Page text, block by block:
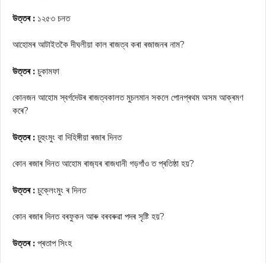
উত্তৰ : ১২৫৩ চনত
আহোমৰ আটাইতকৈ দীঘলীয়া কাল ৰাজত্ব কৰা ৰজাজনৰ নাম?
উত্তৰ : চুকামফা
কোনজন আহোম স্বৰ্গদেউৰ ৰাজত্বকালত মুচলমান সকলে পোনপ্ৰথম অসম আক্ৰমণ
কৰে?
উত্তৰ : চুহুংমুং বা দিহিঙ্গীয়া ৰজাৰ দিনত
কোন ৰজাৰ দিনত আহোম ৰাজ‍্যৰ ৰাজধানী গড়গাঁও ত প্ৰতিষ্ঠা হয়?
উত্তৰ : চুক্লেংমুং ৰ দিনত
কোন ৰজাৰ দিনত বৰফুকন আৰু বৰবৰুৱা পদৰ সৃষ্টি হয়?
উত্তৰ : প্ৰতাপ সিংহ